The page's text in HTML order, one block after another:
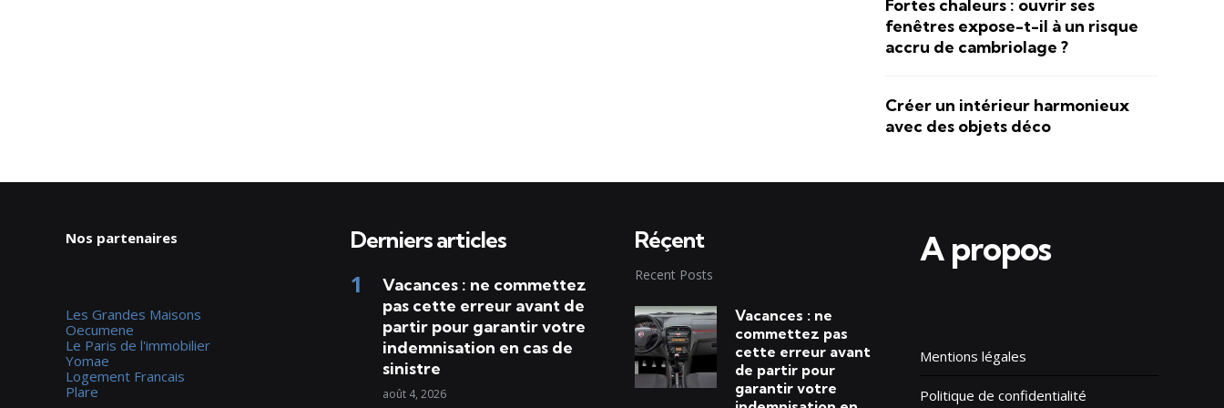
Fortes chaleurs : ouvrir ses
fenêtres expose-t-il à un risque
accru de cambriolage ?
Créer un intérieur harmonieux
avec des objets déco
Nos partenaires
Les Grandes Maisons
Oecumene
Le Paris de l'immobilier
Yomae
Logement Francais
Plare
Derniers articles
Vacances : ne commettez
pas cette erreur avant de
partir pour garantir votre
indemnisation en cas de
sinistre
août 4, 2026
Réçent
Recent Posts
Vacances : ne
commettez pas
cette erreur avant
de partir pour
garantir votre
A propos
Mentions légales
Politique de confidentialité